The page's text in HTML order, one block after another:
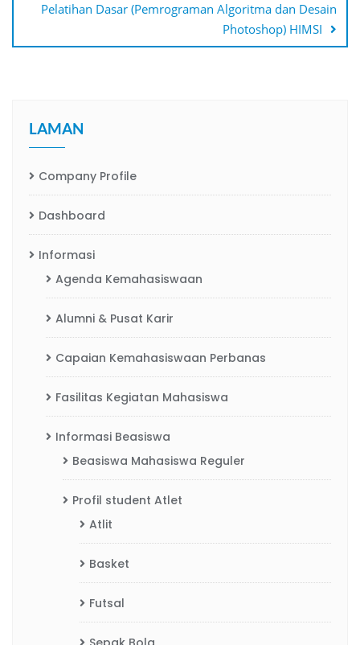
Pelatihan Dasar (Pemrograman Algoritma dan Desain
Photoshop) HIMSI
LAMAN
Company Profile
Dashboard
Informasi
Agenda Kemahasiswaan
Alumni & Pusat Karir
Capaian Kemahasiswaan Perbanas
Fasilitas Kegiatan Mahasiswa
Informasi Beasiswa
Beasiswa Mahasiswa Reguler
Profil student Atlet
Atlit
Basket
Futsal